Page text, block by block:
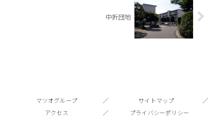
中折団地
マツオグループ
サイトマップ
アクセス
プライバシーポリシー